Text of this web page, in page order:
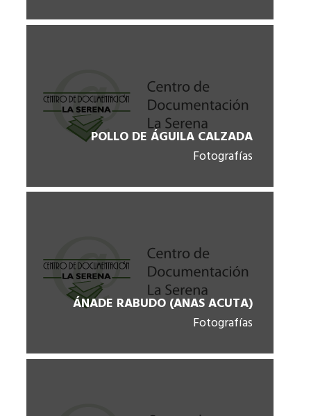
POLLO DE ÁGUILA CALZADA
Fotografías
ÁNADE RABUDO (ANAS ACUTA)
Fotografías